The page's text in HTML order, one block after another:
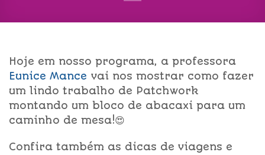
Hoje em nosso programa, a professora
Eunice Mance vai nos mostrar como fazer
um lindo trabalho de Patchwork
montando um bloco de abacaxi para um
caminho de mesa!😍
Confira também as dicas de viagens e